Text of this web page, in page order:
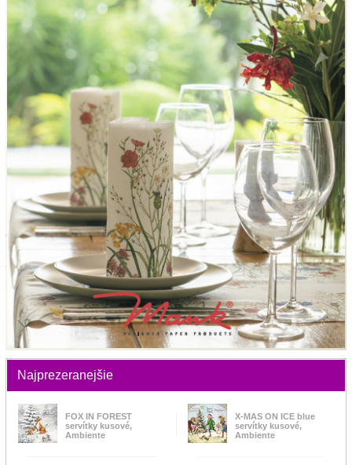
Najprezeranejšie
FOX IN FOREST
servítky kusové,
Ambiente
X-MAS ON ICE blue
servítky kusové,
Ambiente